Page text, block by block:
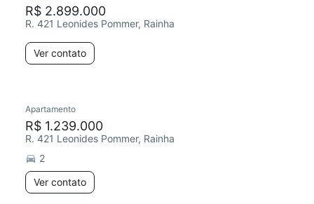
R$ 2.899.000
R. 421 Leonides Pommer, Rainha
Ver contato
Apartamento
R$ 1.239.000
R. 421 Leonides Pommer, Rainha
2
Ver contato